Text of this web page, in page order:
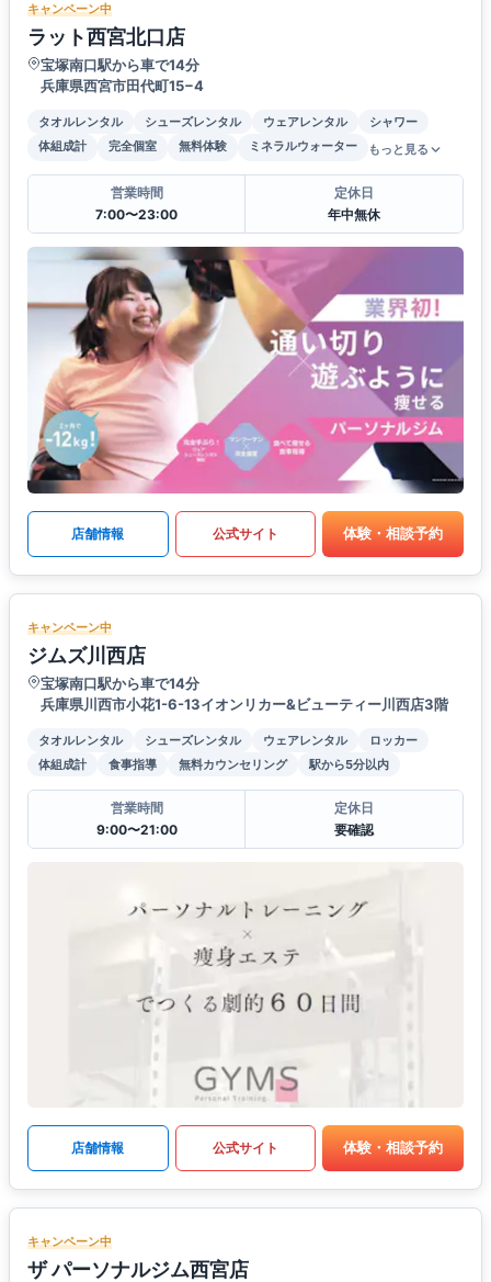
キャンペーン中
ラット西宮北口店
宝塚南口駅から車で14分
兵庫県西宮市田代町15−4
タオルレンタル シューズレンタル ウェアレンタル
シャワー
体組成計
完全個室 無料体験 ミネラルウォーター もっと見る
営業時間
7:00〜23:00
定休日
年中無休
店舗情報 公式サイト 体験・相談予約
キャンペーン中
ジムズ川西店
宝塚南口駅から車で14分
兵庫県川西市小花1-6-13イオンリカー&ビューティー川西店3階
タオルレンタル シューズレンタル ウェアレンタル
ロッカー
体組成計
食事指導 無料カウンセリング 駅から5分以内
営業時間
9:00〜21:00
定休日
要確認
店舗情報 公式サイト 体験・相談予約
キャンペーン中
ザ パーソナルジム西宮店